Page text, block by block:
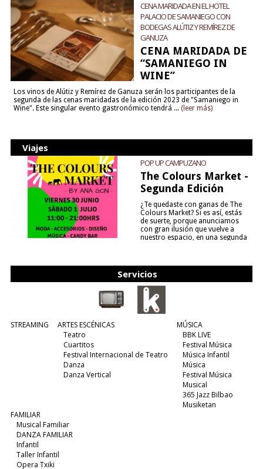
CENA MARIDADA EN EL HOTEL
PALACIO DE SAMANIEGO CON
BODEGAS ALÚTIZ Y REMÍREZ DE
GANUZA
CENA MARIDADA DE
“SAMANIEGO IN
WINE”
Los vinos de Alútiz y Remírez de Ganuza serán los participantes de la
segunda de las cenas maridadas de la edición 2023 de "Samaniego in
Wine". Este singular evento gastronómico tendrá ... (leer más)
Viajes
POP UP CAMPUZANO
The Colours Market -
Segunda Edición
¿Te quedaste con ganas de The
Colours Market? Si es así, estás
de suerte, porque anunciamos
con gran ilusión que vuelve a
nuestro espacio, en una segunda
Servicios
STREAMING
ARTES ESCÉNICAS
Teatro
Cuartitos
Festival Internacional de Teatro
Danza
Danza Vertical
MÚSICA
BBK LIVE
Festival Música
Música Infantil
Música
Festival Música
Musical
365 Jazz Bilbao
Musiketan
FAMILIAR
Musical Familiar
DANZA FAMILIAR
Infantil
Taller Infantil
Opera Txiki